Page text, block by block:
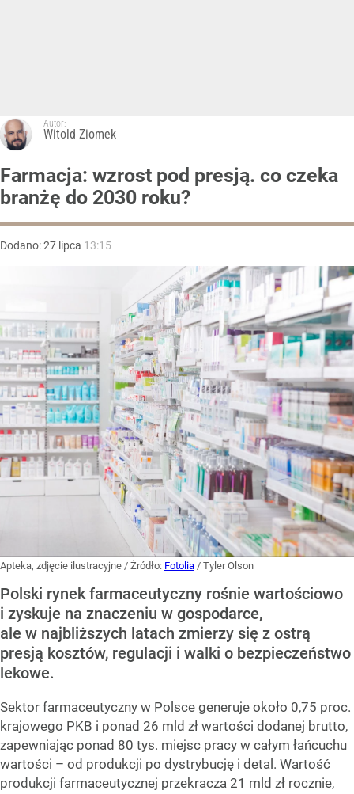
Autor:
Witold Ziomek
Farmacja: wzrost pod presją. co czeka
branżę do 2030 roku?
Dodano:27 lipca 13:15
Apteka, zdjęcie ilustracyjne / Źródło: Fotolia / Tyler Olson
Polski rynek farmaceutyczny rośnie wartościowo
i zyskuje na znaczeniu w gospodarce,
ale w najbliższych latach zmierzy się z ostrą
presją kosztów, regulacji i walki o bezpieczeństwo
lekowe.
Sektor farmaceutyczny w Polsce generuje około 0,75 proc.
krajowego PKB i ponad 26 mld zł wartości dodanej brutto,
zapewniając ponad 80 tys. miejsc pracy w całym łańcuchu
wartości – od produkcji po dystrybucję i detal. Wartość
produkcji farmaceutycznej przekracza 21 mld zł rocznie,